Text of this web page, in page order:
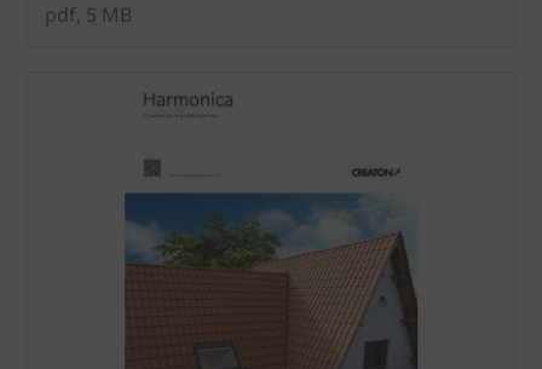
pdf, 5 MB